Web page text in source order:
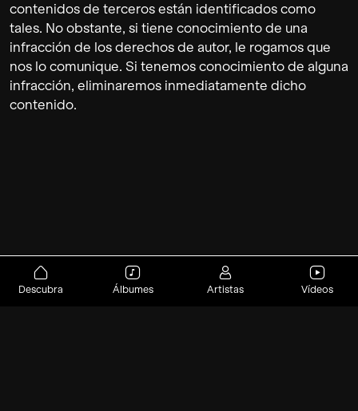
contenidos de terceros están identificados como
tales. No obstante, si tiene conocimiento de una
infracción de los derechos de autor, le rogamos que
nos lo comunique. Si tenemos conocimiento de alguna
infracción, eliminaremos inmediatamente dicho
contenido.
Descubra Álbumes Artistas Vídeos